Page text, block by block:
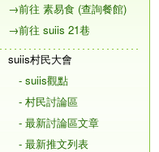
→前往 素易食 (查詢餐館)
→前往 suiis 21巷
suiis村民大會
- suiis觀點
- 村民討論區
- 最新討論區文章
- 最新推文列表